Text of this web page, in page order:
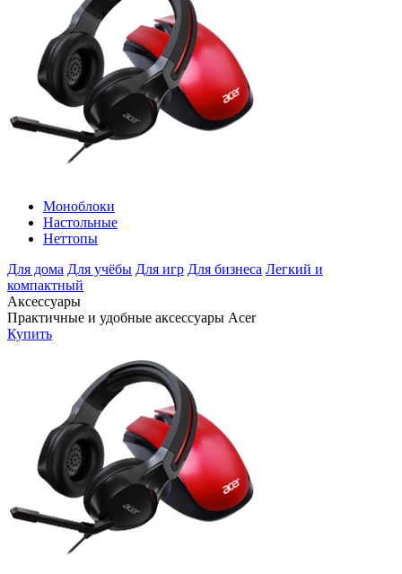
Моноблоки
Настольные
Неттопы
Для дома Для учёбы Для игр Для бизнеса Легкий и
компактный
Аксессуары
Практичные и удобные аксессуары Acer
Купить